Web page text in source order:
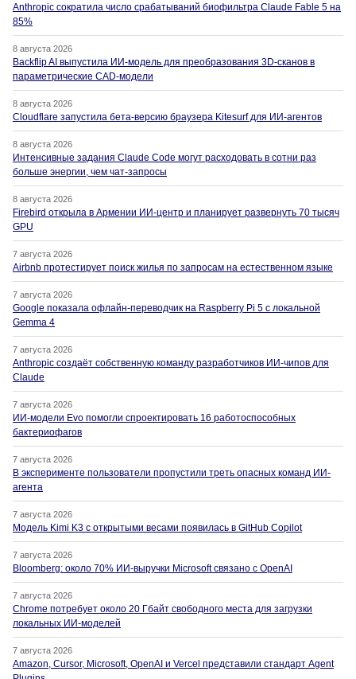
Anthropic сократила число срабатываний биофильтра Claude Fable 5 на
85%
8 августа 2026
Backflip AI выпустила ИИ-модель для преобразования 3D-сканов в
параметрические CAD-модели
8 августа 2026
Cloudflare запустила бета-версию браузера Kitesurf для ИИ-агентов
8 августа 2026
Интенсивные задания Claude Code могут расходовать в сотни раз
больше энергии, чем чат-запросы
8 августа 2026
Firebird открыла в Армении ИИ-центр и планирует развернуть 70 тысяч
GPU
7 августа 2026
Airbnb протестирует поиск жилья по запросам на естественном языке
7 августа 2026
Google показала офлайн-переводчик на Raspberry Pi 5 с локальной
Gemma 4
7 августа 2026
Anthropic создаёт собственную команду разработчиков ИИ-чипов для
Claude
7 августа 2026
ИИ-модели Evo помогли спроектировать 16 работоспособных
бактериофагов
7 августа 2026
В эксперименте пользователи пропустили треть опасных команд ИИ-
агента
7 августа 2026
Модель Kimi K3 с открытыми весами появилась в GitHub Copilot
7 августа 2026
Bloomberg: около 70% ИИ-выручки Microsoft связано с OpenAI
7 августа 2026
Chrome потребует около 20 Гбайт свободного места для загрузки
локальных ИИ-моделей
7 августа 2026
Amazon, Cursor, Microsoft, OpenAI и Vercel представили стандарт Agent